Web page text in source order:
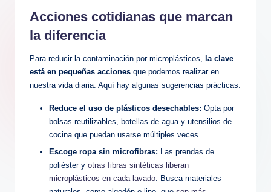
Acciones cotidianas que marcan
la diferencia
Para reducir la contaminación por microplásticos, la clave
está en pequeñas acciones que podemos realizar en
nuestra vida diaria. Aquí hay algunas sugerencias prácticas:
Reduce el uso de plásticos desechables: Opta por
bolsas reutilizables, botellas de agua y utensilios de
cocina que puedan usarse múltiples veces.
Escoge ropa sin microfibras: Las prendas de
poliéster y otras fibras sintéticas liberan
microplásticos en cada lavado . Busca materiales